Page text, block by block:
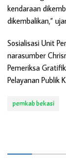
kendaraan
dikembalikan,”
Sosialisasi Unit
narasumber
Pemeriksa
Pelayanan Publik
pemkab bekasi